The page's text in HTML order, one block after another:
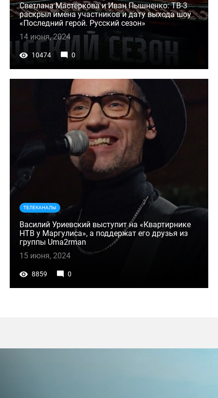
Светлана Мастеркова и Иван Пышненко: ТВ-3
раскрыл имена участников и дату выхода шоу
«Последний герой. Русский сезон»
14 июня, 2024
10474 0
ТЕЛЕКАНАЛЫ
Василий Уриевский выступит на «Квартирнике
НТВ у Маргулиса», а поддержат его друзья из
группы Uma2rman
15 июня, 2024
8859 0